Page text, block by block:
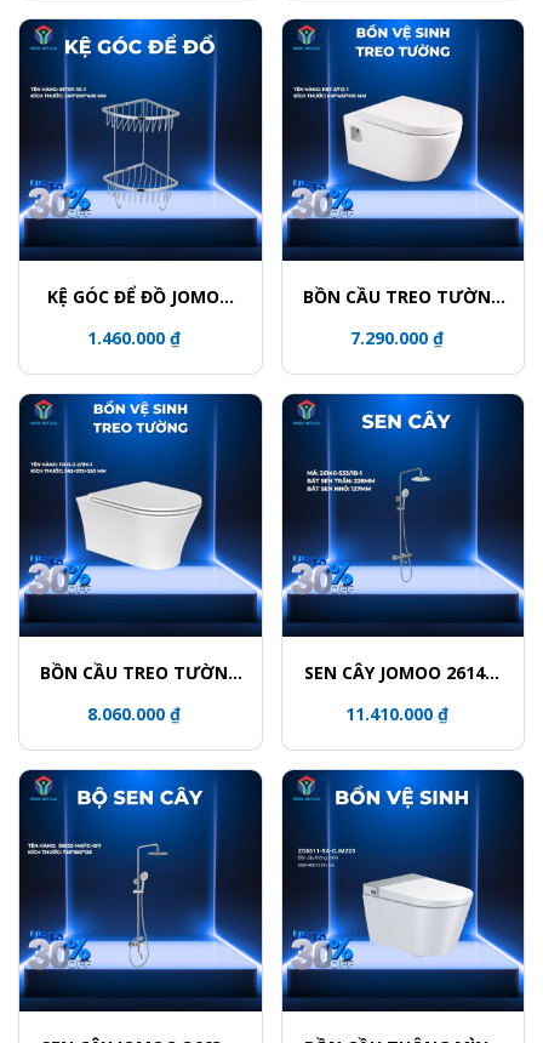
KỆ GÓC ĐỂ ĐỒ JOMOO
1.460.000 ₫
BỒN CẦU TREO TƯỜNG
7.290.000 ₫
BỒN CẦU TREO TƯỜNG
8.060.000 ₫
SEN CÂY JOMOO 26140-
11.410.000 ₫